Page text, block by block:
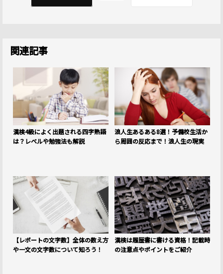
関連記事
漢検4級によく出題される四字熟語
は？レベルや勉強法も解説
浪人生あるある8選！予備校生活か
ら周囲の反応まで！浪人生の現実
【レポートの文字数】全体の数え方
や一文の文字数について知ろう！
漢検は履歴書に書ける資格！記載時
の注意点やポイントをご紹介